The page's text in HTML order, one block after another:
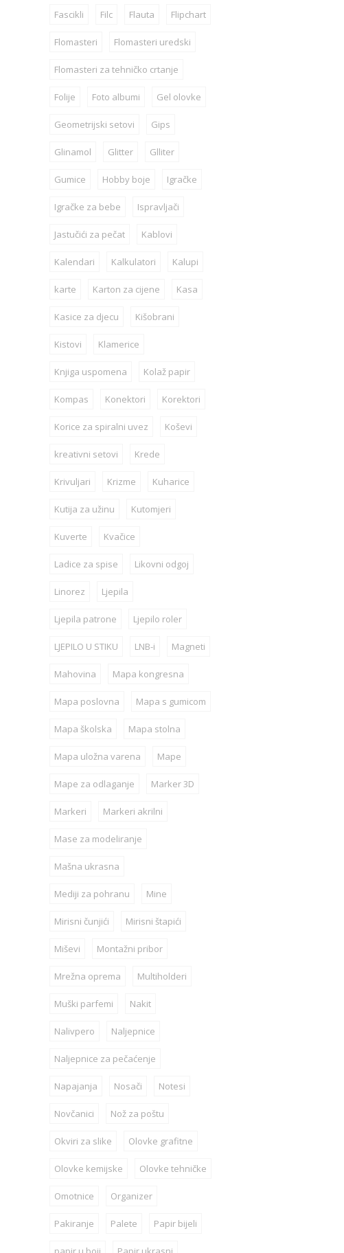
Fascikli Filc Flauta Flipchart
Flomasteri Flomasteri uredski
Flomasteri za tehničko crtanje
Folije Foto albumi Gel olovke
Geometrijski setovi Gips
Glinamol Glitter Glliter
Gumice Hobby boje Igračke
Igračke za bebe Ispravljači
Jastučići za pečat Kablovi
Kalendari Kalkulatori Kalupi
karte Karton za cijene Kasa
Kasice za djecu Kišobrani
Kistovi Klamerice
Knjiga uspomena Kolaž papir
Kompas Konektori Korektori
Korice za spiralni uvez Koševi
kreativni setovi Krede
Krivuljari Krizme Kuharice
Kutija za užinu Kutomjeri
Kuverte Kvačice
Ladice za spise Likovni odgoj
Linorez Ljepila
Ljepila patrone Ljepilo roler
LJEPILO U STIKU LNB-i Magneti
Mahovina Mapa kongresna
Mapa poslovna Mapa s gumicom
Mapa školska Mapa stolna
Mapa uložna varena Mape
Mape za odlaganje Marker 3D
Markeri Markeri akrilni
Mase za modeliranje
Mašna ukrasna
Mediji za pohranu Mine
Mirisni čunjići Mirisni štapići
Miševi Montažni pribor
Mrežna oprema Multiholderi
Muški parfemi Nakit
Nalivpero Naljepnice
Naljepnice za pečaćenje
Napajanja Nosači Notesi
Novčanici Nož za poštu
Okviri za slike Olovke grafitne
Olovke kemijske Olovke tehničke
Omotnice Organizer
Pakiranje Palete Papir bijeli